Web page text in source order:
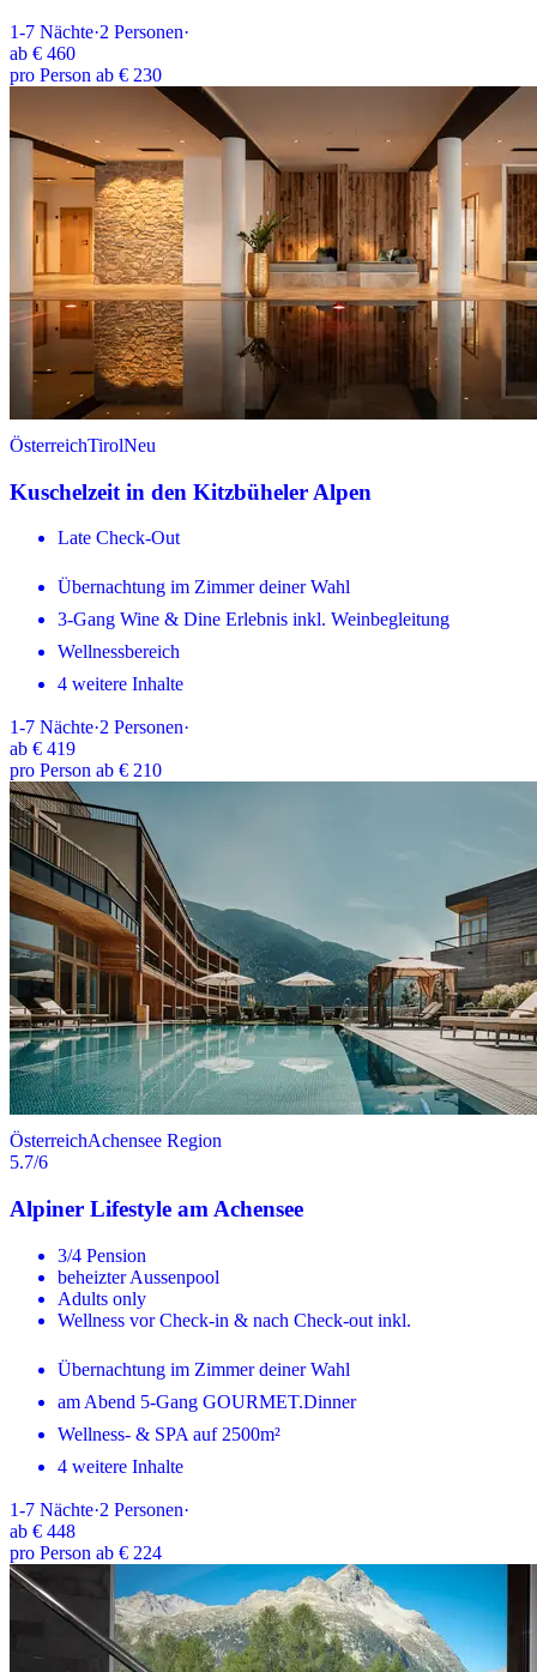
1-7 Nächte·2 Personen·
ab € 460
pro Person ab € 230
ÖsterreichTirolNeu
Kuschelzeit in den Kitzbüheler Alpen
Late Check-Out
Übernachtung im Zimmer deiner Wahl
3-Gang Wine & Dine Erlebnis inkl. Weinbegleitung
Wellnessbereich
4 weitere Inhalte
1-7 Nächte·2 Personen·
ab € 419
pro Person ab € 210
ÖsterreichAchensee Region
5.7/6
Alpiner Lifestyle am Achensee
3/4 Pension
beheizter Aussenpool
Adults only
Wellness vor Check-in & nach Check-out inkl.
Übernachtung im Zimmer deiner Wahl
am Abend 5-Gang GOURMET.Dinner
Wellness- & SPA auf 2500m²
4 weitere Inhalte
1-7 Nächte·2 Personen·
ab € 448
pro Person ab € 224